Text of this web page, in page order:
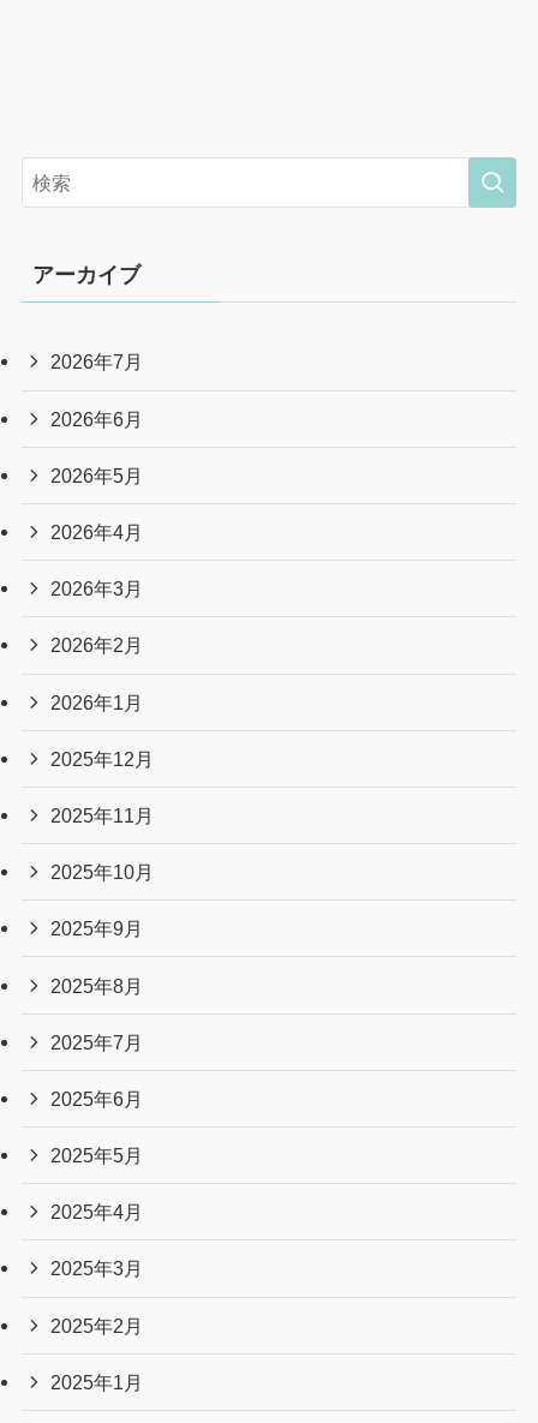
アーカイブ
2026年7月
2026年6月
2026年5月
2026年4月
2026年3月
2026年2月
2026年1月
2025年12月
2025年11月
2025年10月
2025年9月
2025年8月
2025年7月
2025年6月
2025年5月
2025年4月
2025年3月
2025年2月
2025年1月